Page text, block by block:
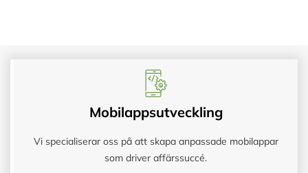
Mobilappsutveckling
Vi specialiserar oss på att skapa anpassade mobilappar
som driver affärssuccé.